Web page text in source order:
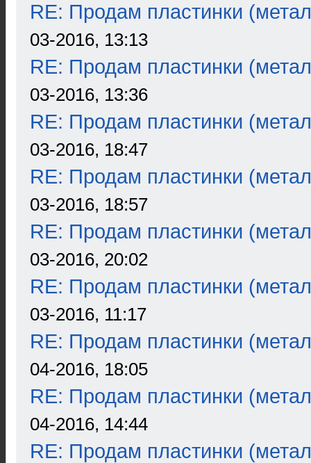
RE: Продам пластинки
03-2016, 13:13
RE: Продам пластинки
03-2016, 13:36
RE: Продам пластинки
03-2016, 18:47
RE: Продам пластинки
03-2016, 18:57
RE: Продам пластинки
03-2016, 20:02
RE: Продам пластинки
03-2016, 11:17
RE: Продам пластинки
04-2016, 18:05
RE: Продам пластинки
04-2016, 14:44
RE: Продам пластинки